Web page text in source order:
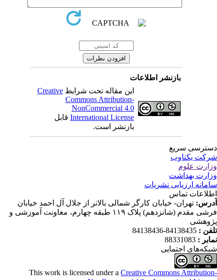
بازنشر اطلاعات
این مقاله تحت شرایطCreative
Commons Attribution-
NonCommercial 4.0
International Licenseقابل
بازنشر است.
سریع
یکتاوب
علوم
بهداشت
ارزیابی نشریات
تماس
تهران- خیابان کارگر شمالی بالاتر از جلال آل احمد خیابان
فرشی مقدم (شانزدهم) پلاک ۱۱۹ طبقه چهارم، معاونت آموزشی و
:
84138435-84138436
:
88331083
اجتمایی
This work is licensed under aCreative Commons